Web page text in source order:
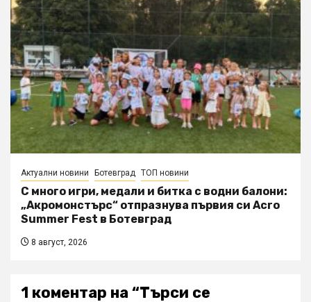
Актуални новини Ботевград ТОП новини
С много игри, медали и битка с водни балони:
„Акромонстърс“ отпразнува първия си Acro
Summer Fest в Ботевград
8 август, 2026
1 коментар на “Търси се